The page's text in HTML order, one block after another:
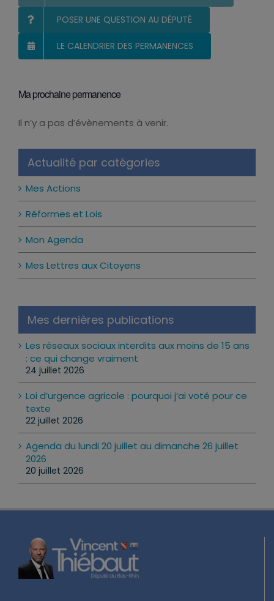
POSER UNE QUESTION AU DÉPUTÉ
LE CALENDRIER DES PERMANENCES
Ma prochaine permanence
Notice
Il n’y a pas d’évènements à venir.
Actualité par catégories
Mes Actions
Réformes et Lois
Mon Agenda
Mes Lettres aux Citoyens
Mes dernières publications
Les réseaux sociaux interdits aux moins de 15 ans
: ce qui change vraiment
24 juillet 2026
Loi d’urgence agricole : pourquoi j’ai voté pour ce
texte
22 juillet 2026
Agenda du lundi 20 juillet au dimanche 26 juillet
2026
20 juillet 2026